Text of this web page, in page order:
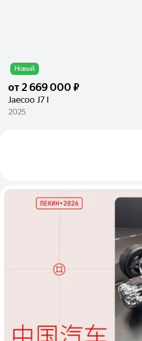
Новый
от2 669 000 ₽
Jaecoo J7 I
2025